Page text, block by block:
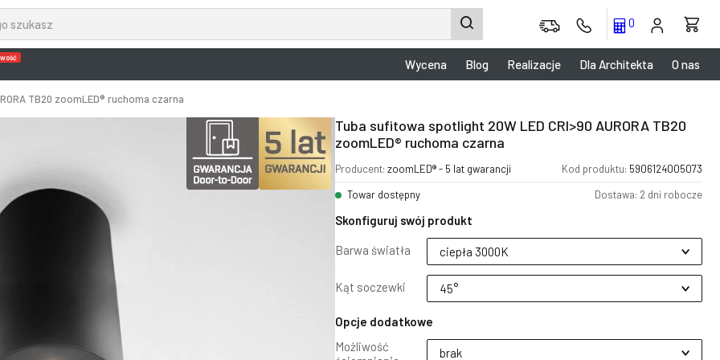
0
Wycena Blog Realizacje Dla Architekta O nas
TB20 zoomLED® ruchoma czarna
Tuba sufitowa spotlight 20W LED CRI>90 AURORA TB20
zoomLED® ruchoma czarna
Producent: zoomLED® - 5 lat gwarancji Kod produktu: 5906124005073
Towar dostępny
Dostawa: 2 dni robocze
Skonfiguruj swój produkt
Barwa światła
Kąt soczewki
Opcje dodatkowe
Możliwość